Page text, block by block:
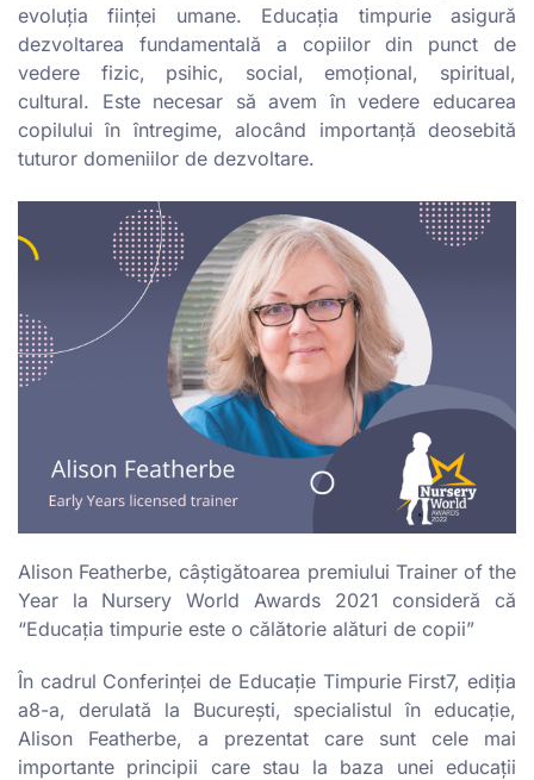
evoluţia ființei umane. Educația timpurie asigură
dezvoltarea fundamentală a copiilor din punct de
vedere fizic, psihic, social, emoțional, spiritual,
cultural. Este necesar să avem în vedere educarea
copilului în întregime, alocând importanță deosebită
tuturor domeniilor de dezvoltare.
Alison Featherbe, câștigătoarea premiului Trainer of the
Year la Nursery World Awards 2021 consideră că
“Educaţia timpurie este o călătorie alături de copii”
În cadrul Conferinței de Educație Timpurie First7, ediția
a8-a, derulată la București, specialistul în educație,
Alison Featherbe, a prezentat care sunt cele mai
importante principii care stau la baza unei educații